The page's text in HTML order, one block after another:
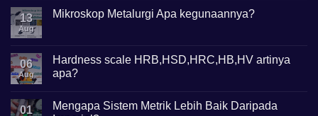
Height
Gauge
13
Aug
Mikroskop Metalurgi Apa kegunaannya?
Mikroskop
Metalurgi
Apa
06
Aug
Hardness scale HRB,HSD,HRC,HB,HV artinya
apa?
on
01
Mengapa Sistem Metrik Lebih Baik Daripada